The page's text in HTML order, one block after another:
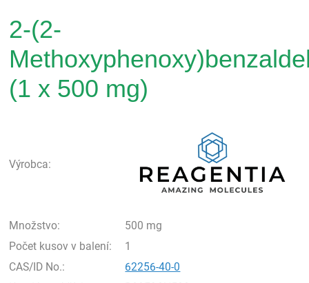
2-(2-
(1 x 500 mg)
Výrobca:
Množstvo:
500 mg
Počet kusov v balení:
1
CAS/ID No.:
62256-40-0